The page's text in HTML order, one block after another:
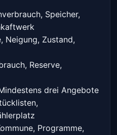
Speicher,
Neigung, Zustand,
Reserve,
drei Angebote
Programme,